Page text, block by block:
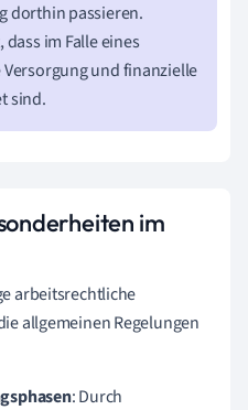
dorthin passieren.
im Falle eines
und finanzielle
sind.
im
arbeitsrechtliche
allgemeinen Regelungen
: Durch